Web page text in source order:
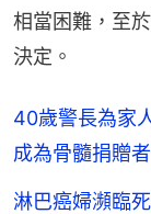
相當困難，至
決定。
40歲警長為家
成為骨髓捐贈者
淋巴癌婦瀕臨